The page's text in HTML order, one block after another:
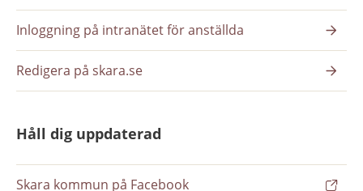
Inloggning på intranätet för anställda
Redigera på skara.se
Håll dig uppdaterad
Skara kommun på Facebook